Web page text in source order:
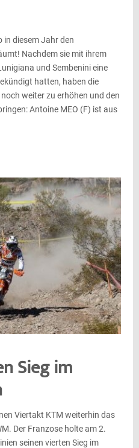
in diesem Jahr den
Nachdem sie mit ihrem
und Sembenini eine
hatten, haben die
weiter zu erhöhen und den
Antoine MEO (F) ist aus
Sieg im
Viertakt KTM weiterhin das
Der Franzose holte am 2.
seinen vierten Sieg im